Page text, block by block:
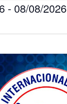
- 08/08/2026